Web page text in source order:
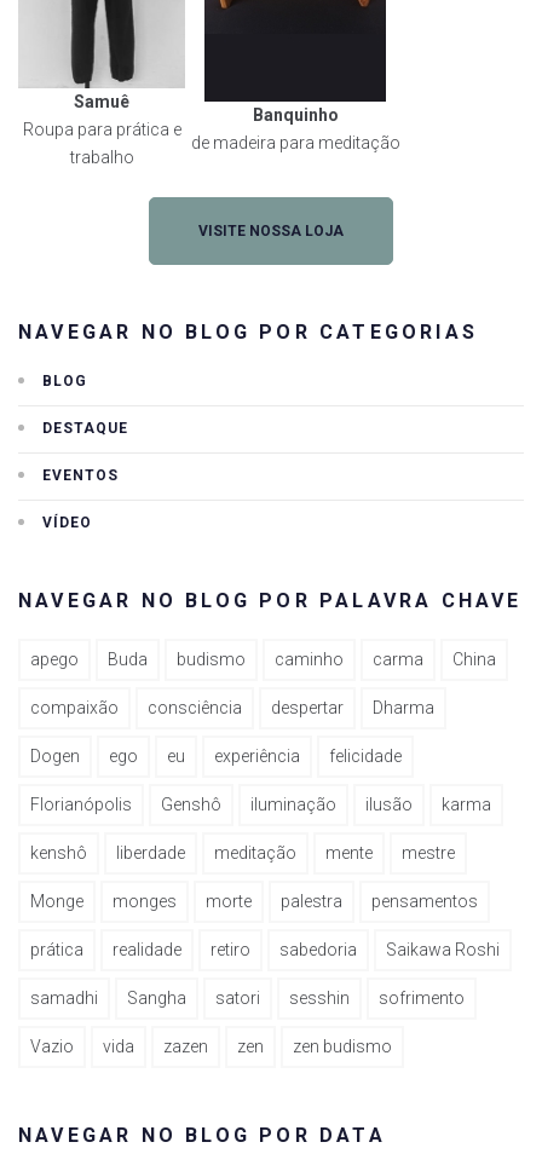
Samuê
Roupa para prática e
trabalho
Banquinho
de madeira para meditação
VISITE NOSSA LOJA
NAVEGAR NO BLOG POR CATEGORIAS
BLOG
DESTAQUE
EVENTOS
VÍDEO
NAVEGAR NO BLOG POR PALAVRA CHAVE
apego Buda budismo caminho carma China
compaixão consciência despertar Dharma
Dogen ego eu experiência felicidade
Florianópolis Genshô iluminação ilusão karma
kenshô liberdade meditação mente mestre
Monge monges morte palestra pensamentos
prática realidade retiro sabedoria Saikawa Roshi
samadhi Sangha satori sesshin sofrimento
Vazio vida zazen zen zen budismo
NAVEGAR NO BLOG POR DATA